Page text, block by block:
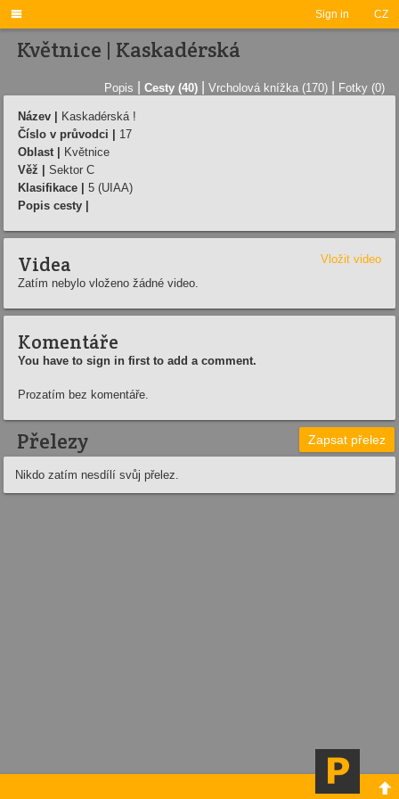
Sign in CZ

Květnice | Kaskadérská
Popis Cesty (40) Vrcholová knížka (170) Fotky (0)
Název |
Kaskadérská !
Číslo v průvodci |
17
Oblast |
Květnice
Věž |
Sektor C
Klasifikace |
5 (UIAA)
Popis cesty |
Videa
Vložit video
Zatím nebylo vloženo žádné video.
Komentáře
You have to sign in first to add a comment.
Prozatím bez komentáře.
Přelezy Zapsat přelez
Nikdo zatím nesdílí svůj přelez.
